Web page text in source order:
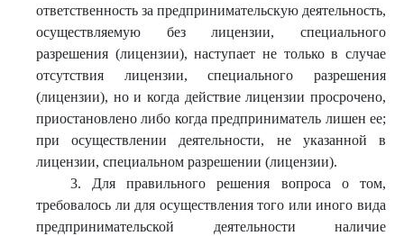
ответственность за предпринимательскую деятельность,
осуществляемую без лицензии, специального
разрешения (лицензии), наступает не только в случае
отсутствия лицензии, специального разрешения
(лицензии), но и когда действие лицензии просрочено,
приостановлено либо когда предприниматель лишен ее;
при осуществлении деятельности, не указанной в
лицензии, специальном разрешении (лицензии).
3. Для правильного решения вопроса о том,
требовалось ли для осуществления того или иного вида
предпринимательской деятельности наличие